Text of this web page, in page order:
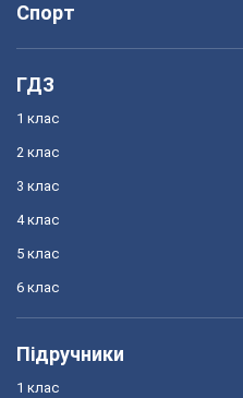
Спорт
ГДЗ
1 клас
2 клас
3 клас
4 клас
5 клас
6 клас
Підручники
1 клас